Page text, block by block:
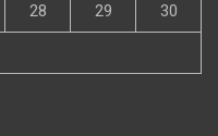
28 29 30